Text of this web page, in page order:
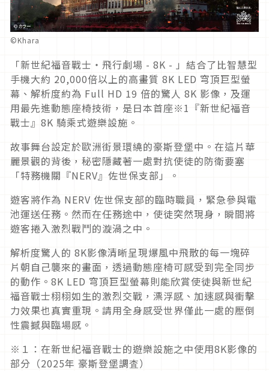
©Khara
「新世紀福音戰士・飛行劇場 - 8K - 」結合了比智慧型
手機大約 20,000倍以上的高畫質 8K LED 穹頂巨型螢
幕、解析度約為 Full HD 19 倍的驚人 8K 影像，及運
用最先進動態座椅技術，是日本首座※1『新世紀福音
戰士』8K 騎乘式遊樂設施。
故事舞台設定於歐洲街景環繞的豪斯登堡中。在這片華
麗景觀的背後，秘密隱藏著一處對抗使徒的防衛要塞
「特務機關『NERV』佐世保支部」。
遊客將作為 NERV 佐世保支部的臨時職員，緊急參與電
池運送任務。然而在任務途中，使徒突然現身，瞬間將
遊客捲入激烈戰鬥的漩渦之中。
解析度驚人的 8K影像清晰呈現爆風中飛散的每一塊碎
片朝自己襲來的畫面，透過動態座椅可感受到完全同步
的動作。8K LED 穹頂巨型螢幕則能欣賞使徒與新世紀
福音戰士栩栩如生的激烈交戰，漂浮感、加速感與衝擊
力效果也真實重現。請用全身感受世界僅此一處的壓倒
性震撼與臨場感。
※１：在新世紀福音戰士的遊樂設施之中使用8K影像的
部分（2025年 豪斯登堡調査）